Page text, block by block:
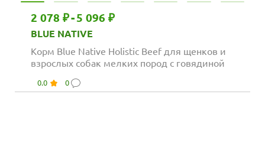
2 078 ₽-5 096 ₽
BLUE NATIVE
Корм Blue Native Holistic Beef для щенков и
взрослых собак мелких пород с говядиной
0.0 0